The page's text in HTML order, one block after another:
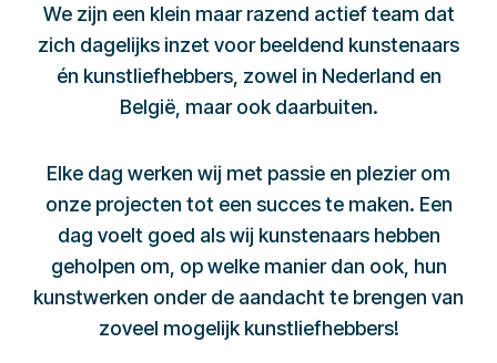
We zijn een klein maar razend actief team dat
zich dagelijks inzet voor beeldend kunstenaars
én kunstliefhebbers, zowel in Nederland en
België, maar ook daarbuiten.
Elke dag werken wij met passie en plezier om
onze projecten tot een succes te maken. Een
dag voelt goed als wij kunstenaars hebben
geholpen om, op welke manier dan ook, hun
kunstwerken onder de aandacht te brengen van
zoveel mogelijk kunstliefhebbers!